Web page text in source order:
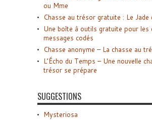
ou Mme
Chasse au trésor gratuite : Le Jade
Une boîte à outils gratuite pour les
messages codés
Chasse anonyme – La chasse au
L’Écho du Temps – Une nouvelle
trésor se prépare
SUGGESTIONS
Mysteriosa